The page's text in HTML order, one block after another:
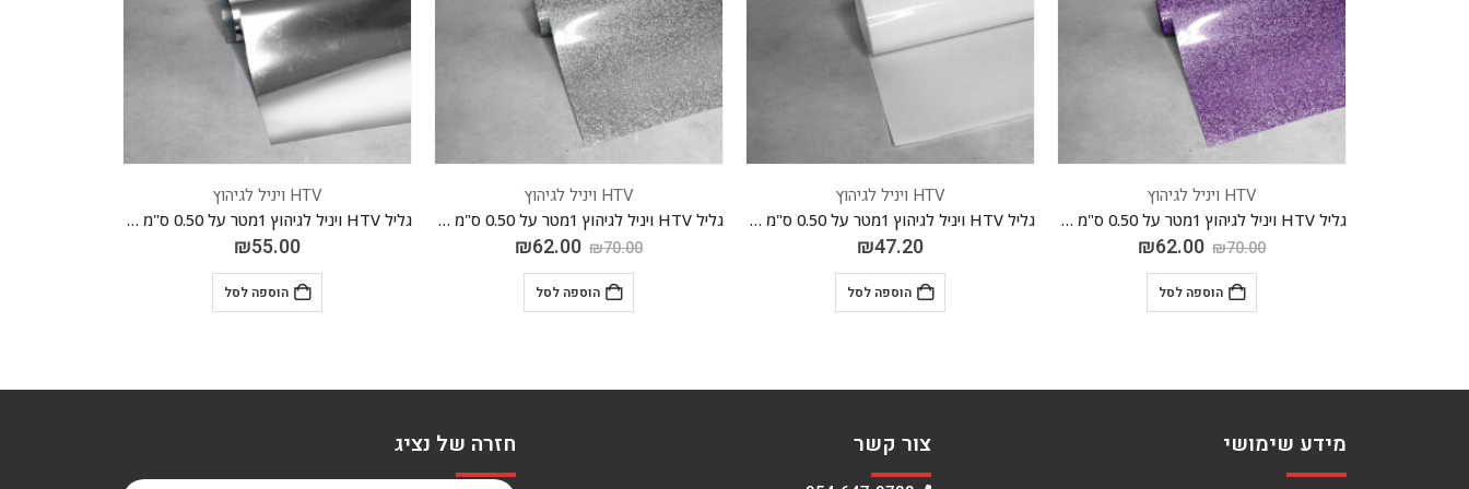
HTV ויניל לגיהוץ
גליל HTV ויניל לגיהוץ 1מטר על 0.50 ס"מ *גליטר* 18 לבנדרי
₪70.00
₪62.00
הוספה לסל
HTV ויניל לגיהוץ
גליל HTV ויניל לגיהוץ 1מטר על 0.50 ס"מ *PVC* לבן 02
₪47.20
הוספה לסל
HTV ויניל לגיהוץ
גליל HTV ויניל לגיהוץ 1מטר על 0.50 ס"מ *גליטר* 01 כסוף
₪70.00
₪62.00
הוספה לסל
HTV ויניל לגיהוץ
גליל HTV ויניל לגיהוץ 1מטר על 0.50 ס"מ *FOIL* לבן 12
₪55.00
הוספה לסל
מידע שימושי צור קשר חזרה של נציג